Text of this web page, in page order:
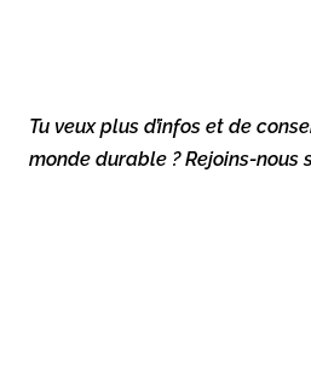
Tu veux plus d’infos et de
monde durable ? Rejoins-nous